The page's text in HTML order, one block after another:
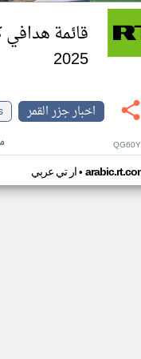
قائمة
2025
اخبار جزر القمر
ار تي عربي•